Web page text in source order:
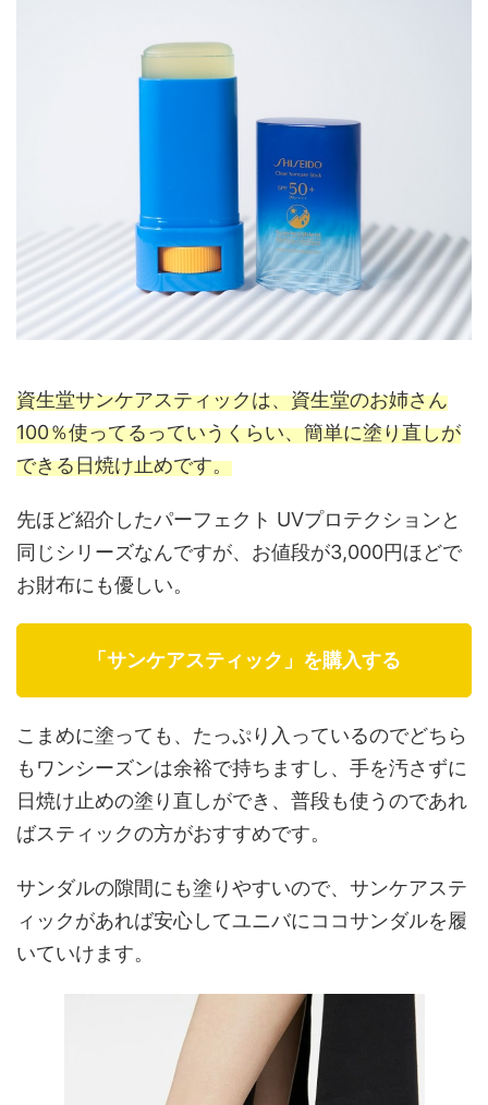
資生堂サンケアスティックは、資生堂のお姉さん
100％使ってるっていうくらい、簡単に塗り直しが
できる日焼け止めです。
先ほど紹介したパーフェクト UVプロテクションと
同じシリーズなんですが、お値段が3,000円ほどで
お財布にも優しい。
「サンケアスティック」を購入する
こまめに塗っても、たっぷり入っているのでどちら
もワンシーズンは余裕で持ちますし、手を汚さずに
日焼け止めの塗り直しができ、普段も使うのであれ
ばスティックの方がおすすめです。
サンダルの隙間にも塗りやすいので、サンケアステ
ィックがあれば安心してユニバにココサンダルを履
いていけます。